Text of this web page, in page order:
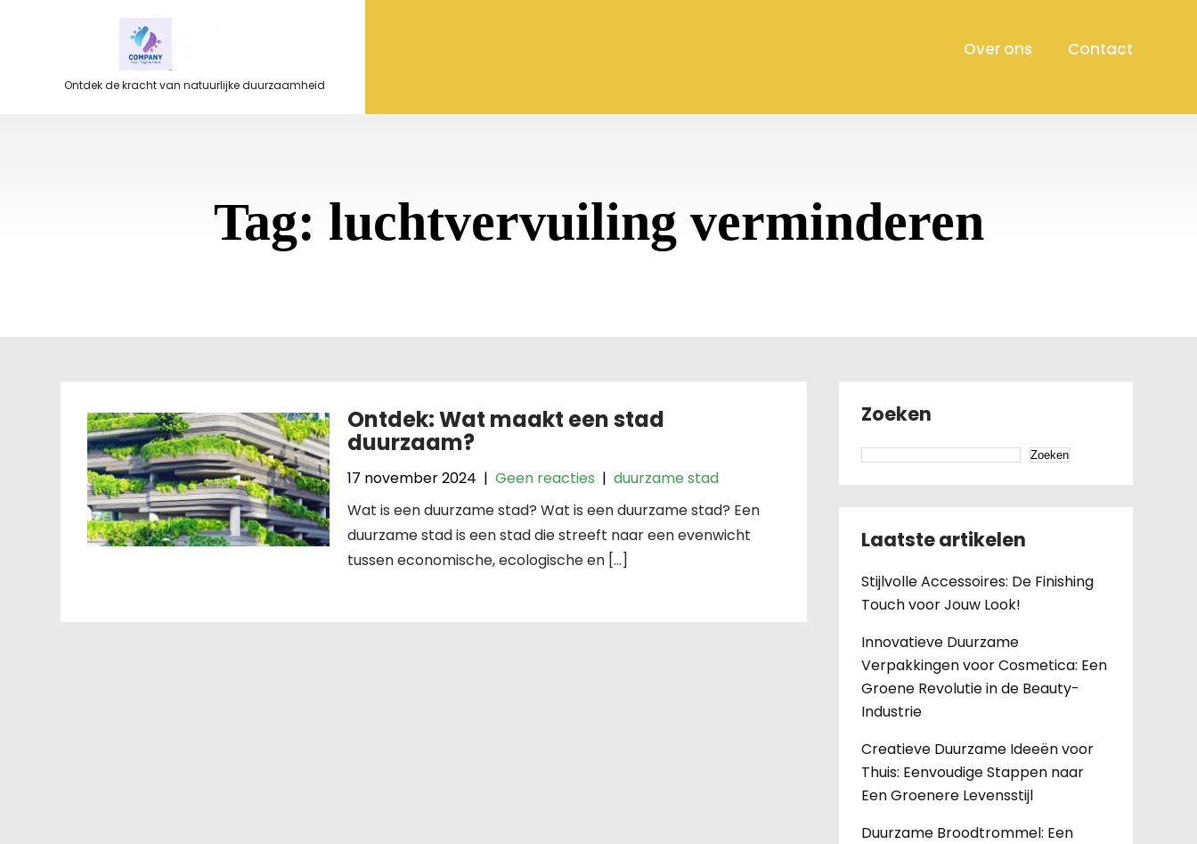
Ontdek de kracht van natuurlijke duurzaamheid
Over ons Contact
Tag: luchtvervuiling verminderen
Ontdek: Wat maakt een stad
duurzaam?
17 november 2024 |Geen reacties |duurzame stad
Wat is een duurzame stad? Wat is een duurzame stad? Een
duurzame stad is een stad die streeft naar een evenwicht
tussen economische, ecologische en […]
Zoeken
Zoeken
Laatste artikelen
Stijlvolle Accessoires: De Finishing
Touch voor Jouw Look!
Innovatieve Duurzame
Verpakkingen voor Cosmetica: Een
Groene Revolutie in de Beauty-
Industrie
Creatieve Duurzame Ideeën voor
Thuis: Eenvoudige Stappen naar
Een Groenere Levensstijl
Duurzame Broodtrommel: Een